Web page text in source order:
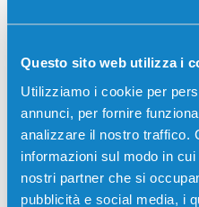
Questo sito web utilizza i
Utilizziamo i cookie per
annunci, per fornire
analizzare il nostro traffico.
informazioni sul modo in
nostri partner che si
pubblicità e social media, i
giorni ore
Più acquisti, più risparmi:
-5%